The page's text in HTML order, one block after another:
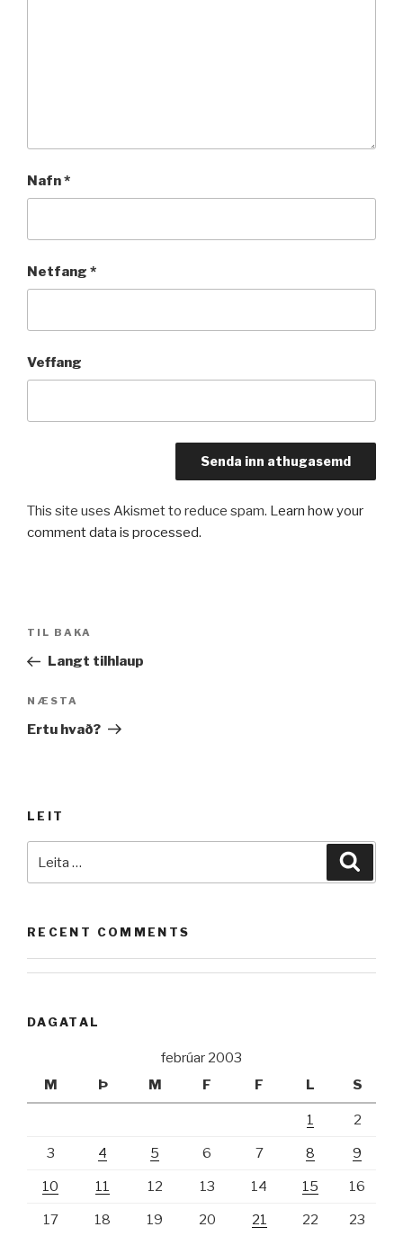
Nafn*
Netfang *
Veffang
This site uses Akismet to reduce spam. Learn how your
comment data is processed.
Fyrri
færsla
TIL BAKA
Langt tilhlaup
Næsta
færsla
NÆSTA
Ertu hvað?
LEIT
að:
RECENT COMMENTS
DAGATAL
febrúar 2003
M
Þ M F F L S
1 2
3 4 5 6 7 8 9
10 11 12 13 14 15 16
17 18 19 20 21 22 23